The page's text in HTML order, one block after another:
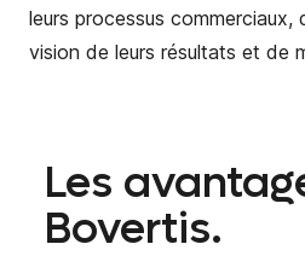
leurs processus commerciaux,
vision de leurs résultats et de
Les
Bovertis.